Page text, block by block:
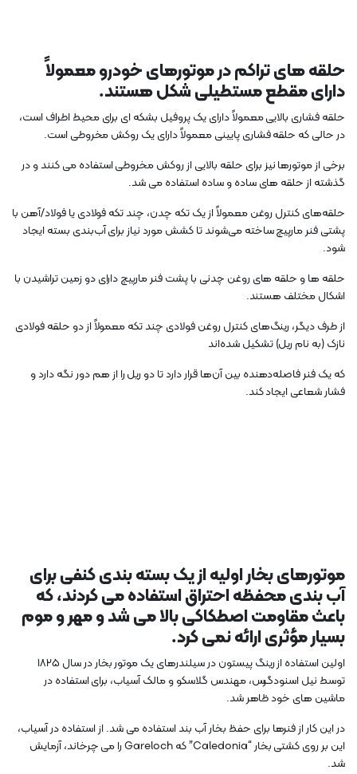
حلقه های تراکم در موتورهای خودرو معمولاً
دارای مقطع مستطیلی شکل هستند.
حلقه فشاری بالایی معمولاً دارای یک پروفیل بشکه ای برای محیط اطراف است،
در حالی که حلقه فشاری پایینی معمولاً دارای یک روکش مخروطی است.
برخی از موتورها نیز برای حلقه بالایی از روکش مخروطی استفاده می کنند و در
گذشته از حلقه های ساده و ساده استفاده می شد.
حلقه‌های کنترل روغن معمولاً از یک تکه چدن، چند تکه فولادی یا فولاد/آهن با
پشتی فنر مارپیچ ساخته می‌شوند تا کشش مورد نیاز برای آب‌بندی بسته ایجاد
شود.
حلقه ها و حلقه های روغن چدنی با پشت فنر مارپیچ دارای دو زمین تراشیدن با
اشکال مختلف هستند.
از طرف دیگر، رینگ‌های کنترل روغن فولادی چند تکه معمولاً از دو حلقه فولادی
نازک (به نام ریل) تشکیل شده‌اند
که یک فنر فاصله‌دهنده بین آن‌ها قرار دارد تا دو ریل را از هم دور نگه دارد و
فشار شعاعی ایجاد کند.
موتورهای بخار اولیه از یک بسته بندی کنفی برای
آب بندی محفظه احتراق استفاده می کردند، که
باعث مقاومت اصطکاکی بالا می شد و مهر و موم
بسیار مؤثری ارائه نمی کرد.
اولین استفاده از رینگ پیستون در سیلندرهای یک موتور بخار در سال 1825
توسط نیل اسنودگرس، مهندس گلاسکو و مالک آسیاب، برای استفاده در
ماشین های خود ظاهر شد.
در این کار از فنرها برای حفظ بخار آب بند استفاده می شد. از استفاده در آسیاب،
این بر روی کشتی بخار “Caledonia” که Gareloch را می چرخاند، آزمایش
شد.